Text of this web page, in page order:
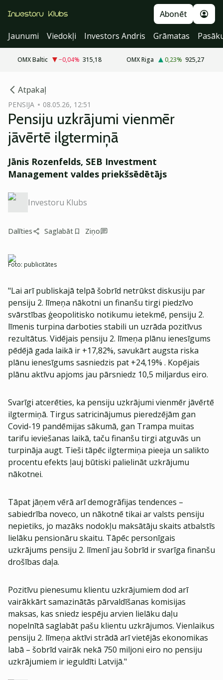
Abonēt
Jaunumi
Viedokļi Investors Andris Grāmatas
OMX Baltic −0,04% 315,18 OMX Riga 0,23% 925,27
Atpakaļ
PENSIJA 08.05.26, 12:51
Pensiju uzkrājumi vienmēr
jāvērtē ilgtermiņā
Jānis Rozenfelds, SEB Investment
Management valdes priekšsēdētājs
Investoru Klubs
Dalīties Saglabāt Ziņo
Foto: publicitātes
"Lai arī publiskajā telpā šobrīd netrūkst diskusiju par
pensiju 2. līmeņa nākotni un finanšu tirgi piedzīvo
svārstības ģeopolitisko notikumu ietekmē, pensiju 2.
līmenis turpina darboties stabili un uzrāda pozitīvus
rezultātus. Vidējais pensiju 2. līmeņa plānu ienesīgums
pēdējā gada laikā ir +17,82%, savukārt augsta riska
plānu ienesīgums sasniedzis pat +24,19% . Kopējais
plānu aktīvu apjoms jau pārsniedz 10,5 miljardus eiro.
Svarīgi atcerēties, ka pensiju uzkrājumi vienmēr jāvērtē
ilgtermiņā. Tirgus satricinājumus pieredzējām gan
Covid-19 pandēmijas sākumā, gan Trampa muitas
tarifu ieviešanas laikā, taču finanšu tirgi atguvās un
turpināja augt. Tieši tāpēc ilgtermiņa pieeja un salikto
procentu efekts ļauj būtiski palielināt uzkrājumu
nākotnei.
Tāpat jāņem vērā arī demogrāfijas tendences –
sabiedrība noveco, un nākotnē tikai ar valsts pensiju
nepietiks, jo mazāks nodokļu maksātāju skaits atbalstīs
lielāku pensionāru skaitu. Tāpēc personīgais
uzkrājums pensiju 2. līmenī jau šobrīd ir svarīga finanšu
drošības daļa.
Pozitīvu pienesumu klientu uzkrājumiem dod arī
vairākkārt samazinātās pārvaldīšanas komisijas
maksas, kas sniedz iespēju arvien lielāku daļu
nopelnītā saglabāt pašu klientu uzkrājumos. Vienlaikus
pensiju 2. līmeņa aktīvi strādā arī vietējās ekonomikas
labā – šobrīd vairāk nekā 750 miljoni eiro no pensiju
uzkrājumiem ir ieguldīti Latvijā."